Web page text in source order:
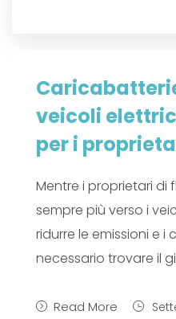
veicoli
per i
Mentre i proprietari di
sempre più verso i
ridurre le emissioni e i
necessario trovare il
Read More